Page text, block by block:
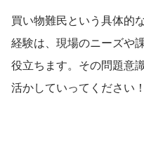
買い物難民という具体的
経験は、現場のニーズや
役立ちます。その問題意
活かしていってください！